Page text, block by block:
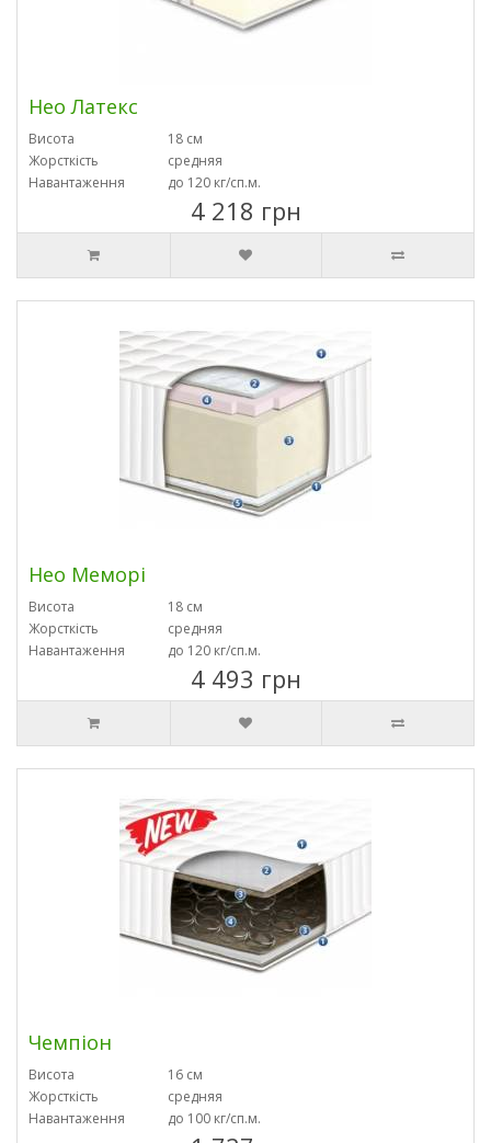
Нео Латекс
Висота
18 см
Жорсткість
средняя
Навантаження
до 120 кг/сп.м.
4 218 грн
Нео Меморі
Висота
18 см
Жорсткість
средняя
Навантаження
до 120 кг/сп.м.
4 493 грн
Чемпіон
Висота
16 см
Жорсткість
средняя
Навантаження
до 100 кг/сп.м.